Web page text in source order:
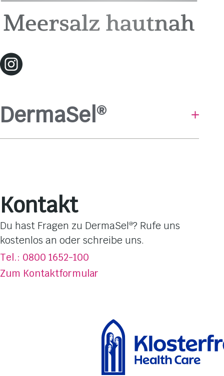
DermaSel®
Pflege-Linien
Hautbedürfnisse
Dufterlebnisse
Totes Meer Salz
Über DermaSel
Jetzt kaufen
Kontakt
Du hast Fragen zu DermaSel®? Rufe uns
kostenlos an oder schreibe uns.
Tel.: 0800 1652-100
Zum Kontaktformular